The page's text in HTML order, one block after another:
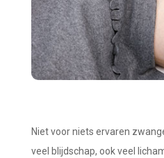
Niet voor niets ervaren
veel blijdschap, ook veel